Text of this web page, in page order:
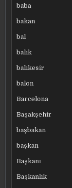
baba
bakan
bal
balık
balıkesir
balon
Barcelona
Başakşehir
başbakan
başkan
Başkanı
Başkanlık